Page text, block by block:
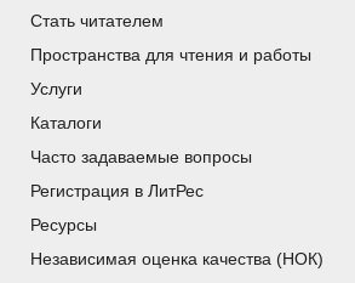
Стать читателем
Пространства для чтения и работы
Услуги
Каталоги
Часто задаваемые вопросы
Регистрация в ЛитРес
Ресурсы
Независимая оценка качества (НОК)